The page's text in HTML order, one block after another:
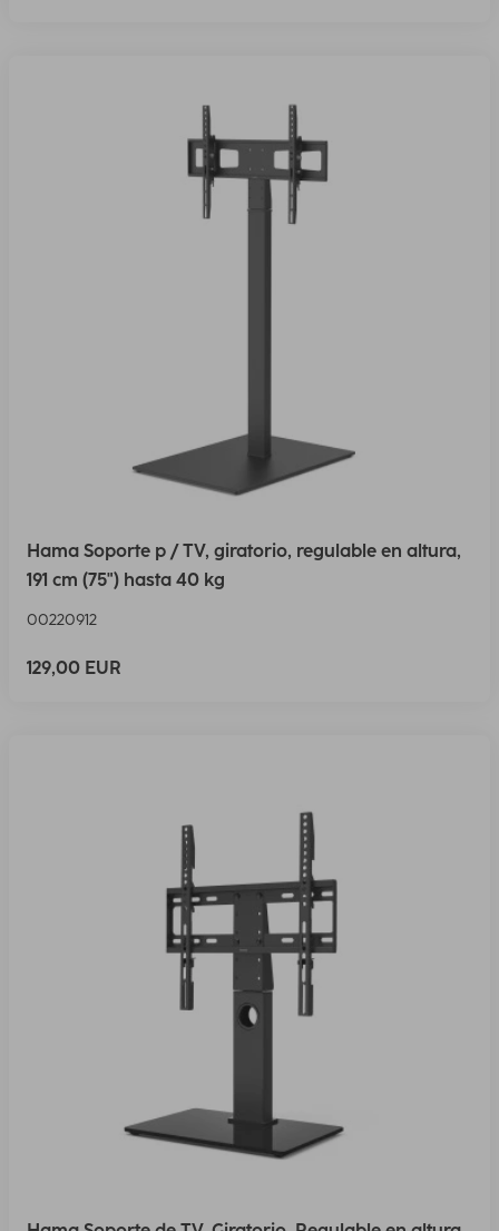
Hama Soporte p / TV, giratorio, regulable en altura,
191 cm (75") hasta 40 kg
00220912
129,00 EUR